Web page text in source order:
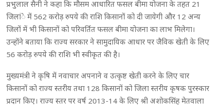
प्रभुलाल सैनी ने कहा कि मौसम आधारित फसल बीमा योजना के तहत 21
जिलांे में 562 करोड़ रुपये की राशि किसानों को दी जायेगी और 12 अन्य
जिलों में भी किसानों को परिवर्तित फसल बीमा योजना का लाभ मिलेगा।
उन्होंने बताया कि राज्य सरकार ने सामुदायिक आधार पर जैविक खेती के लिए
56 करोड़ रुपये की राशि भी स्वीकृत की है।
मुख्यमंत्री ने कृषि में नवाचार अपनाने व उत्कृष्ट खेती करने के लिए चार
किसानों को राज्य स्तरीय तथा 128 किसानों को जिला स्तरीय कृषक पुरस्कार
प्रदान किए। राज्य स्तर पर वर्ष 2013-14 के लिए श्री अशोकसिंह मेतवाला